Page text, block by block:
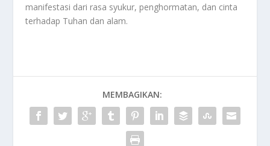
manifestasi dari rasa syukur, penghormatan, dan cinta
terhadap Tuhan dan alam.
MEMBAGIKAN: